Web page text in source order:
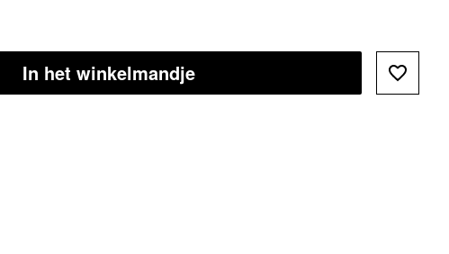
In het winkelmandje